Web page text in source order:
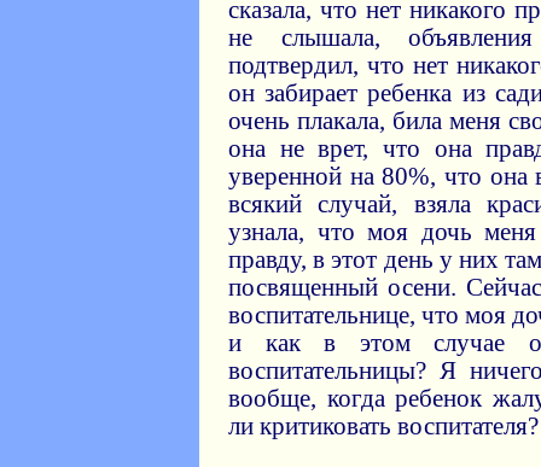
сказала, что нет никакого
не слышала,
подтвердил, что нет
он забирает ребенка из
очень плакала, била меня
она не врет, что она
уверенной на 80%, что она
всякий случай, взяла
узнала, что моя дочь
правду, в этот день у них
посвященный осени.
воспитательнице, что моя
и как в этом случае
воспитательницы? Я
вообще, когда ребенок
ли критиковать воспитателя?